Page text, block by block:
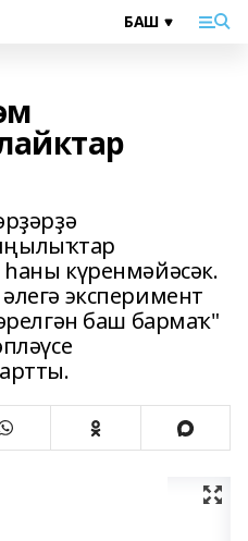
күренмәйәсәк.
эксперимент
баш бармаҡ"